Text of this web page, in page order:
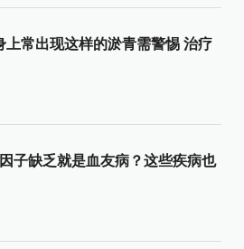
上常出现这样的淤青需警惕 治疗
子缺乏就是血友病？这些疾病也